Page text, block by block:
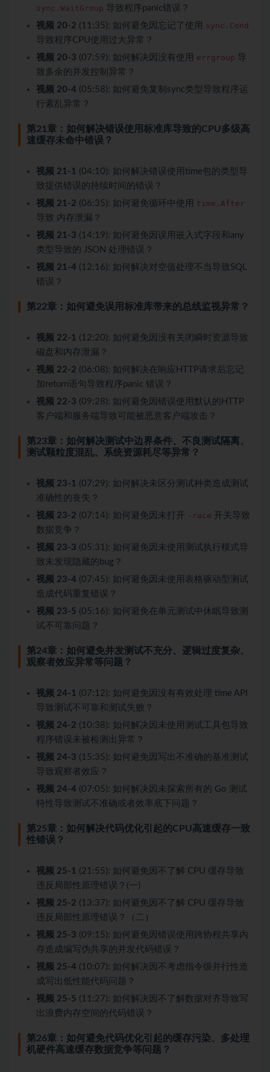
sync.WaitGroup 导致程序panic错误？
视频 20-2 (11:35): 如何避免因忘记了使用 sync.Cond
导致程序CPU使用过大异常？
视频 20-3 (07:59): 如何解决因没有使用 errgroup 导
致多余的并发控制异常？
视频 20-4 (05:58): 如何避免复制sync类型导致程序运
行紊乱异常？
第21章：如何解决错误使用标准库导致的CPU多级高
速缓存未命中错误？
视频 21-1
(04:10): 如何解决错误使用time包的类型导
致提供错误的持续时间的错误？
视频 21-2 (06:35): 如何避免循环中使用 time.After
导致 内存泄漏？
视频 21-3 (14:19): 如何避免因误用嵌入式字段和any
类型导致的 JSON 处理错误？
视频 21-4 (12:16): 如何解决对空值处理不当导致SQL
错误？
第22章：如何避免误用标准库带来的总线监视异常？
视频 22-1
(12:20): 如何避免因没有关闭瞬时资源导致
磁盘和内存泄漏？
视频 22-2 (06:08): 如何解决在响应HTTP请求后忘记
加return语句导致程序panic 错误？
视频 22-3 (09:28): 如何避免因错误使用默认的HTTP
客户端和服务端导致可能被恶意客户端攻击？
第23章：如何解决测试中边界条件、不良测试隔离、
测试颗粒度混乱、系统资源耗尽等异常？
视频 23-1
(07:29): 如何解决未区分测试种类造成测试
准确性的丧失？
视频 23-2 (07:14): 如何避免因未打开 -race 开关导致
数据竞争？
视频 23-3 (05:31): 如何避免因未使用测试执行模式导
致未发现隐藏的bug？
视频 23-4 (07:45): 如何避免因未使用表格驱动型测试
造成代码重复错误？
视频 23-5 (05:16): 如何避免在单元测试中休眠导致测
试不可靠问题？
第24章：如何避免并发测试不充分、逻辑过度复杂、
观察者效应异常等问题？
视频 24-1
(07:12): 如何避免因没有有效处理 time API
导致测试不可靠和测试失败？
视频 24-2 (10:38): 如何解决因未使用测试工具包导致
程序错误未被检测出异常？
视频 24-3 (15:35): 如何避免因写出不准确的基准测试
导致观察者效应？
视频 24-4 (07:05): 如何解决因未探索所有的 Go 测试
特性导致测试不准确或者效率底下问题？
第25章：如何解决代码优化引起的CPU高速缓存一致
性错误？
视频 25-1
(21:55): 如何避免因不了解 CPU 缓存导致
违反局部性原理错误？(一)
视频 25-2 (13:37): 如何避免因不了解 CPU 缓存导致
违反局部性原理错误？（二）
视频 25-3 (09:15): 如何避免因错误使用跨协程共享内
存造成编写伪共享的并发代码错误？
视频 25-4 (10:07): 如何解决因不考虑指令级并行性造
成写出低性能代码问题？
视频 25-5 (11:27): 如何解决因不了解数据对齐导致写
出浪费内存空间的代码错误？
第26章：如何避免代码优化引起的缓存污染、多处理
机硬件高速缓存数据竞争等问题？